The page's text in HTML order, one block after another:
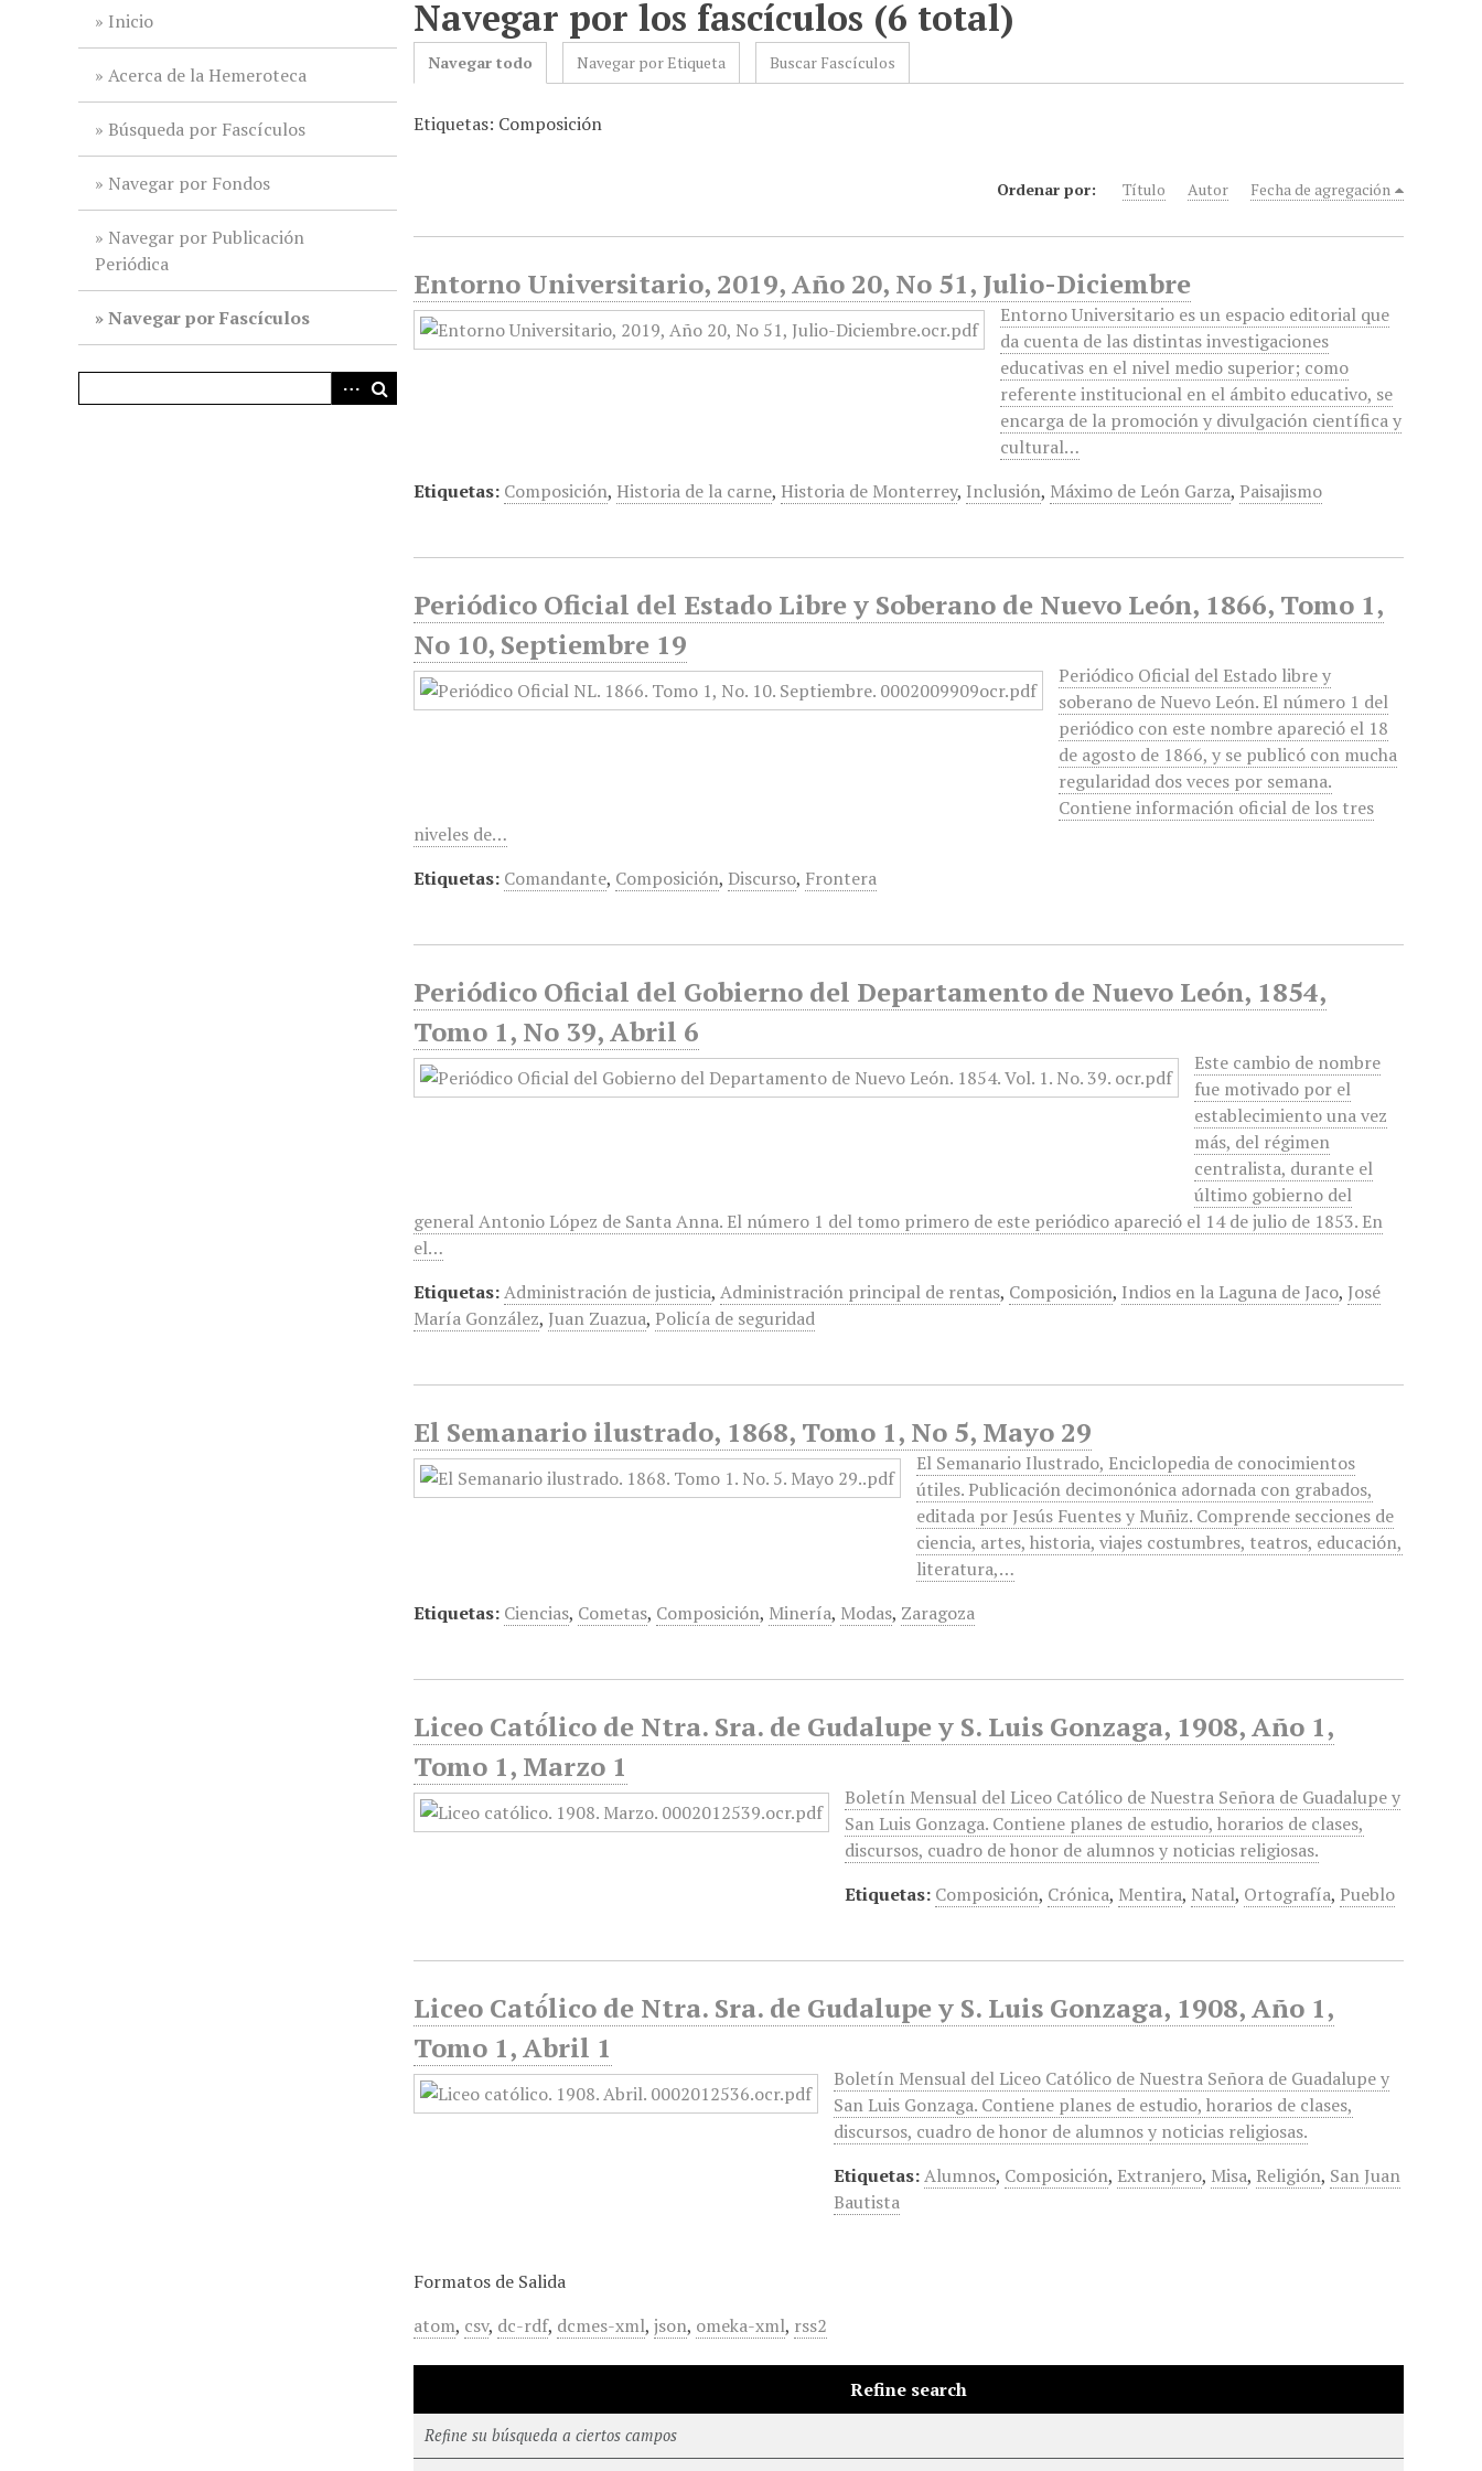
Inicio
Acerca de la Hemeroteca
Búsqueda por Fascículos
Navegar por Fondos
Navegar por Publicación
Periódica
Navegar por Fascículos
Navegar por los fascículos (6 total)
Navegar todo Navegar por Etiqueta Buscar Fascículos
Etiquetas: Composición
Ordenar por: Título Autor Fecha de agregación
Entorno Universitario, 2019, Año 20, No 51, Julio-Diciembre
Entorno Universitario es un espacio editorial que
da cuenta de las distintas investigaciones
educativas en el nivel medio superior; como
referente institucional en el ámbito educativo, se
encarga de la promoción y divulgación científica y
cultural…
Etiquetas: Composición, Historia de la carne, Historia de Monterrey, Inclusión, Máximo de León Garza, Paisajismo
Periódico Oficial del Estado Libre y Soberano de Nuevo León, 1866, Tomo 1,
No 10, Septiembre 19
Periódico Oficial del Estado libre y
soberano de Nuevo León. El número 1 del
periódico con este nombre apareció el 18
de agosto de 1866, y se publicó con mucha
regularidad dos veces por semana.
Contiene información oficial de los tres
niveles de…
Etiquetas: Comandante, Composición, Discurso, Frontera
Periódico Oficial del Gobierno del Departamento de Nuevo León, 1854,
Tomo 1, No 39, Abril 6
Este cambio de nombre
fue motivado por el
establecimiento una vez
más, del régimen
centralista, durante el
último gobierno del
general Antonio López de Santa Anna. El número 1 del tomo primero de este periódico apareció el 14 de julio de 1853. En
el…
Etiquetas:Administración de justicia,Administración principal de rentas, Composición, Indios en la Laguna de Jaco, José
María González, Juan Zuazua, Policía de seguridad
El Semanario ilustrado, 1868, Tomo 1, No 5, Mayo 29
El Semanario Ilustrado, Enciclopedia de conocimientos
útiles. Publicación decimonónica adornada con grabados,
editada por Jesús Fuentes y Muñiz. Comprende secciones de
ciencia, artes, historia, viajes costumbres, teatros, educación,
literatura,…
Etiquetas: Ciencias, Cometas, Composición, Minería, Modas, Zaragoza
Liceo Cató́lico de Ntra. Sra. de Gudalupe y S. Luis Gonzaga, 1908, Año 1,
Tomo 1, Marzo 1
Boletín Mensual del Liceo Católico de Nuestra Señora de Guadalupe y
San Luis Gonzaga. Contiene planes de estudio, horarios de clases,
discursos, cuadro de honor de alumnos y noticias religiosas.
Etiquetas: Composición, Crónica, Mentira, Natal, Ortografía, Pueblo
Liceo Cató́lico de Ntra. Sra. de Gudalupe y S. Luis Gonzaga, 1908, Año 1,
Tomo 1, Abril 1
Boletín Mensual del Liceo Católico de Nuestra Señora de Guadalupe y
San Luis Gonzaga. Contiene planes de estudio, horarios de clases,
discursos, cuadro de honor de alumnos y noticias religiosas.
Etiquetas:Alumnos, Composición, Extranjero, Misa, Religión, San Juan
Bautista
Formatos de Salida
atom, csv, dc-rdf, dcmes-xml,json, omeka-xml, rss2
Refine search
Refine su búsqueda a ciertos campos